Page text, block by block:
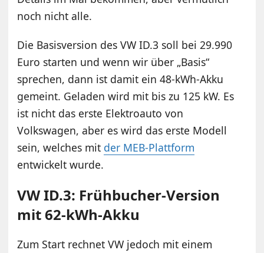
noch nicht alle.
Die Basisversion des VW ID.3 soll bei 29.990
Euro starten und wenn wir über „Basis“
sprechen, dann ist damit ein 48-kWh-Akku
gemeint. Geladen wird mit bis zu 125 kW. Es
ist nicht das erste Elektroauto von
Volkswagen, aber es wird das erste Modell
sein, welches mit der MEB-Plattform
entwickelt wurde.
VW ID.3: Frühbucher-Version
mit 62-kWh-Akku
Zum Start rechnet VW jedoch mit einem